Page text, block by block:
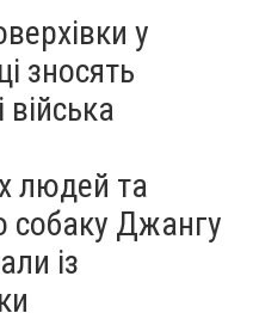
у
зносять
війська
людей та
собаку Джангу
із